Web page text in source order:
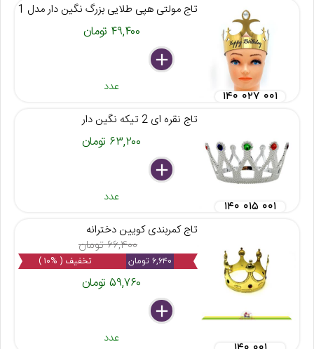
تاج مولتی هپی طلایی بزرگ نگین دار مدل 1
۴۹,۴۰۰ تومان
delete
remove
add
عدد
۱۴۰ ۰۲۷ ۰۰۱
تاج نقره ای 2 تیکه نگین دار
۶۳,۲۰۰ تومان
delete
remove
add
عدد
۱۴۰ ۰۱۵ ۰۰۱
تاج کمربندی کویین دخترانه
۶۶,۴۰۰ تومان
۶,۶۴۰ تومان تخفیف ( %۱۰ )
۵۹,۷۶۰ تومان
delete
remove
add
عدد